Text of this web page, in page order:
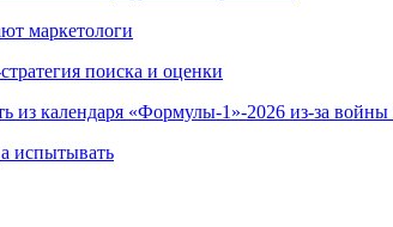
маркетологи
поиска и оценки
из календаря «Формулы-1»-2026 из-за войны
испытывать